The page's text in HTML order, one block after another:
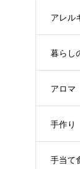
アレル
暮らし
アロマ
手作り
手当て